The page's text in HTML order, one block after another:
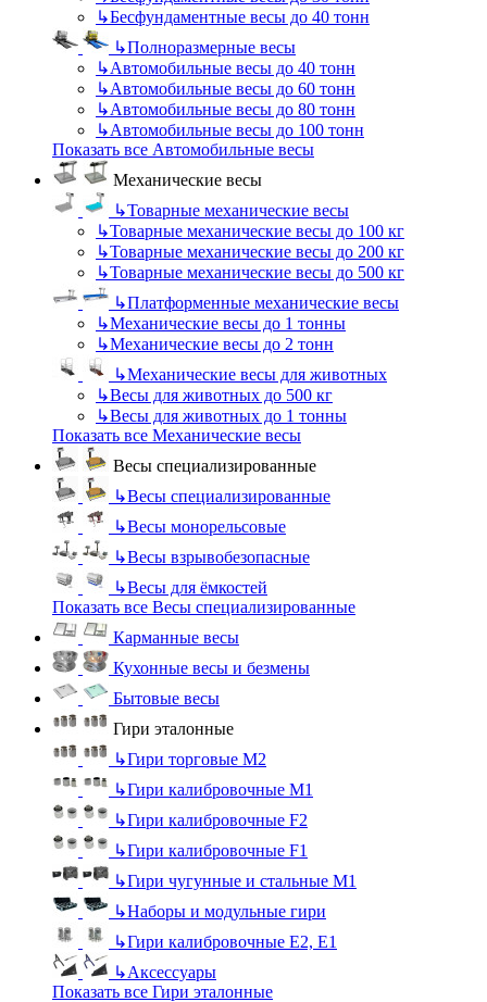
↳Бесфундаментные весы до 40 тонн
↳Полноразмерные весы
↳Автомобильные весы до 40 тонн
↳Автомобильные весы до 60 тонн
↳Автомобильные весы до 80 тонн
↳Автомобильные весы до 100 тонн
Показать все Автомобильные весы
Механические весы
↳Товарные механические весы
↳Товарные механические весы до 100 кг
↳Товарные механические весы до 200 кг
↳Товарные механические весы до 500 кг
↳Платформенные механические весы
↳Механические весы до 1 тонны
↳Механические весы до 2 тонн
↳Механические весы для животных
↳Весы для животных до 500 кг
↳Весы для животных до 1 тонны
Показать все Механические весы
Весы специализированные
↳Весы специализированные
↳Весы монорельсовые
↳Весы взрывобезопасные
↳Весы для ёмкостей
Показать все Весы специализированные
Карманные весы
Кухонные весы и безмены
Бытовые весы
Гири эталонные
↳Гири торговые М2
↳Гири калибровочные М1
↳Гири калибровочные F2
↳Гири калибровочные F1
↳Гири чугунные и стальные М1
↳Наборы и модульные гири
↳Гири калибровочные E2, Е1
↳Аксессуары
Показать все Гири эталонные